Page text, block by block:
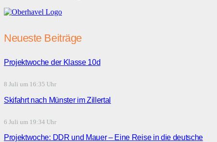
Neueste Beiträge
Projektwoche der Klasse 10d
8 Juli um 16:35 Uhr
Skifahrt nach Münster im Zillertal
6 Juli um 19:34 Uhr
Projektwoche: DDR und Mauer – Eine Reise in die deutsche